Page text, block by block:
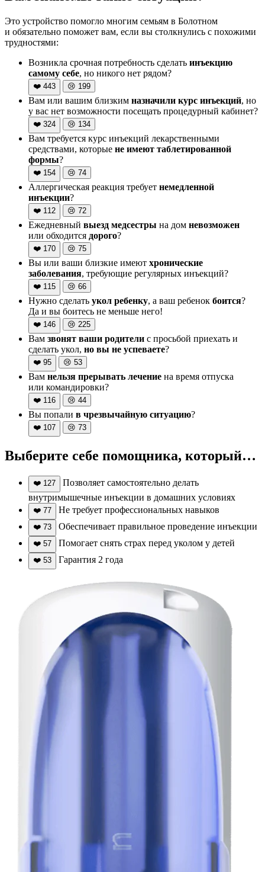
Это устройство помогло многим семьям в Болотном
и обязательно поможет вам, если вы столкнулись с похожими
трудностями:
Возникла срочная потребность сделать инъекцию
самому себе, но никого нет рядом?
❤️ 443 😢 199
Вам или вашим близким назначили курс инъекций, но
у вас нет возможности посещать процедурный кабинет?
❤️ 324 😢 134
Вам требуется курс инъекций лекарственными
средствами, которые не имеют таблетированной
формы?
❤️ 154 😢 74
Аллергическая реакция требует немедленной
инъекции?
❤️ 112 😢 72
Ежедневный выезд медсестры на дом невозможен
или обходится дорого?
❤️ 170 😢 75
Вы или ваши близкие имеют хронические
заболевания, требующие регулярных инъекций?
❤️ 115 😢 66
Нужно сделать укол ребенку, а ваш ребенок боится?
Да и вы боитесь не меньше него!
❤️ 146 😢 225
Вам звонят ваши родители с просьбой приехать и
сделать укол, но вы не успеваете?
❤️ 95 😢 53
Вам нельзя прерывать лечение на время отпуска
или командировки?
❤️ 116 😢 44
Вы попали в чрезвычайную ситуацию?
❤️ 107 😢 73
Выберите себе помощника, который…
❤️ 127
Позволяет самостоятельно делать
внутримышечные инъекции в домашних условиях
❤️ 77 Не требует профессиональных навыков
❤️ 73 Обеспечивает правильное проведение инъекции
❤️ 57 Помогает снять страх перед уколом у детей
❤️ 53 Гарантия 2 года